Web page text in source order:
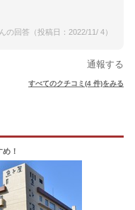
の回答（投稿日：2022/11/ 4）
通報する
すべてのクチコミ(4 件)をみる
！